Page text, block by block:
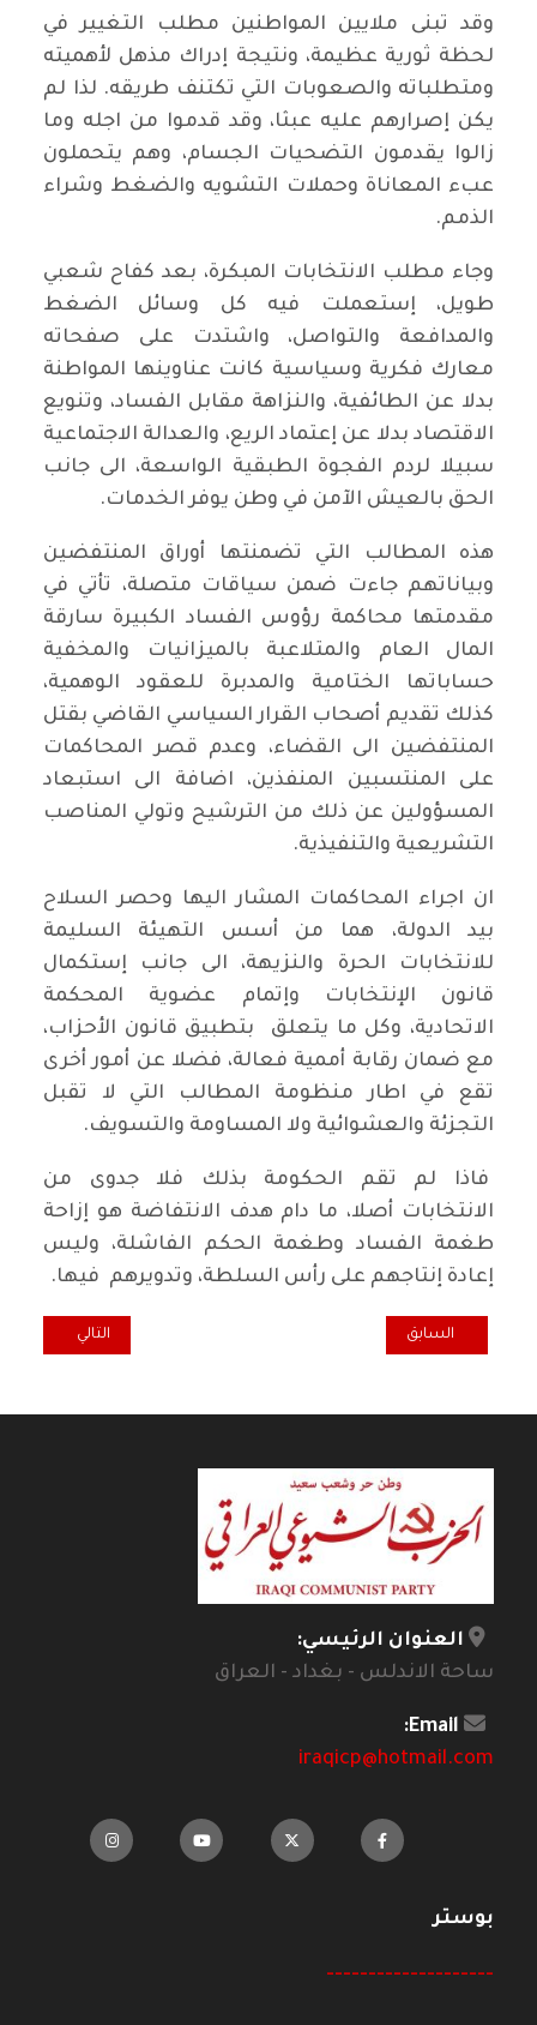
وقد تبنى ملايين المواطنين مطلب التغيير في
لحظة ثورية عظيمة، ونتيجة إدراك مذهل لأهميته
ومتطلباته والصعوبات التي تكتنف طريقه. لذا لم
يكن إصرارهم عليه عبثا، وقد قدموا من اجله وما
زالوا يقدمون التضحيات الجسام، وهم يتحملون
عبء المعاناة وحملات التشويه والضغط وشراء
الذمم.
وجاء مطلب الانتخابات المبكرة، بعد كفاح شعبي
طويل، إستعملت فيه كل وسائل الضغط
والمدافعة والتواصل، واشتدت على صفحاته
معارك فكرية وسياسية كانت عناوينها المواطنة
بدلا عن الطائفية، والنزاهة مقابل الفساد، وتنويع
الاقتصاد بدلا عن إعتماد الريع، والعدالة الاجتماعية
سبيلا لردم الفجوة الطبقية الواسعة، الى جانب
الحق بالعيش الآمن في وطن يوفر الخدمات.
هذه المطالب التي تضمنتها أوراق المنتفضين
وبياناتهم جاءت ضمن سياقات متصلة، تأتي في
مقدمتها محاكمة رؤوس الفساد الكبيرة سارقة
المال العام والمتلاعبة بالميزانيات والمخفية
حساباتها الختامية والمدبرة للعقود الوهمية،
كذلك تقديم أصحاب القرار السياسي القاضي بقتل
المنتفضين الى القضاء، وعدم قصر المحاكمات
على المنتسبين المنفذين، اضافة الى استبعاد
المسؤولين عن ذلك من الترشيح وتولي المناصب
التشريعية والتنفيذية.
ان اجراء المحاكمات المشار اليها وحصر السلاح
بيد الدولة، هما من أسس التهيئة السليمة
للانتخابات الحرة والنزيهة، الى جانب إستكمال
قانون الإنتخابات وإتمام عضوية المحكمة
الاتحادية، وكل ما يتعلق بتطبيق قانون الأحزاب،
مع ضمان رقابة أممية فعالة، فضلا عن أمور أخرى
تقع في اطار منظومة المطالب التي لا تقبل
التجزئة والعشوائية ولا المساومة والتسويف.
فاذا لم تقم الحكومة بذلك فلا جدوى من
الانتخابات أصلا، ما دام هدف الانتفاضة هو إزاحة
طغمة الفساد وطغمة الحكم الفاشلة، وليس
إعادة إنتاجهم على رأس السلطة، وتدويرهم فيها.
المقال السابق: متى تُعتبر التموينية أولوية؟
السابق المقال التالي:
التالي
العنوان الرئيسي:
ساحة الاندلس - بغداد - العراق
Email:
iraqicp@hotmail.com
بوستر
--------------------